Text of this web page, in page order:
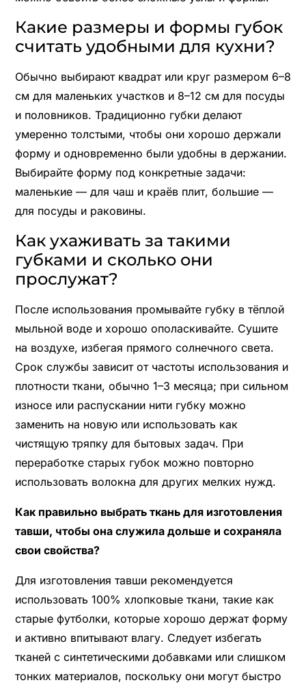
Какие размеры и формы губок
считать удобными для кухни?
Обычно выбирают квадрат или круг размером 6–8
см для маленьких участков и 8–12 см для посуды
и половников. Традиционно губки делают
умеренно толстыми, чтобы они хорошо держали
форму и одновременно были удобны в держании.
Выбирайте форму под конкретные задачи:
маленькие — для чаш и краёв плит, большие —
для посуды и раковины.
Как ухаживать за такими
губками и сколько они
прослужат?
После использования промывайте губку в тёплой
мыльной воде и хорошо ополаскивайте. Сушите
на воздухе, избегая прямого солнечного света.
Срок службы зависит от частоты использования и
плотности ткани, обычно 1–3 месяца; при сильном
износе или распускании нити губку можно
заменить на новую или использовать как
чистящую тряпку для бытовых задач. При
переработке старых губок можно повторно
использовать волокна для других мелких нужд.
Как правильно выбрать ткань для изготовления
тавши, чтобы она служила дольше и сохраняла
свои свойства?
Для изготовления тавши рекомендуется
использовать 100% хлопковые ткани, такие как
старые футболки, которые хорошо держат форму
и активно впитывают влагу. Следует избегать
тканей с синтетическими добавками или слишком
тонких материалов, поскольку они могут быстро